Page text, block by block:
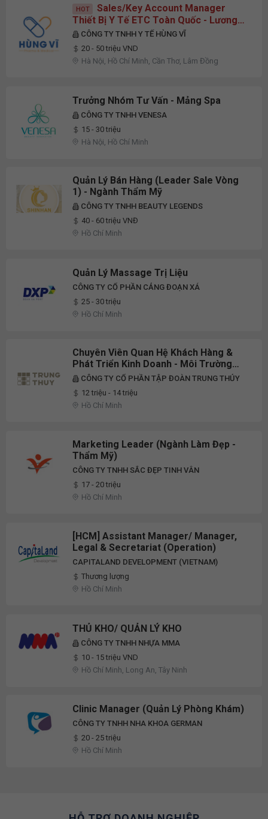
HOT
Sales/Key Account Manager
Thiết Bị Y Tế ETC Toàn Quốc - Lương
Upto 50 Triệu
CÔNG TY TNHH Y TẾ HÙNG VĨ
20 - 50 triệu VND
Hà Nội, Hồ Chí Minh, Cần Thơ, Lâm Đồng
Trưởng Nhóm Tư Vấn - Mảng Spa
CÔNG TY TNHH VENESA
15 - 30 triệu
Hà Nội, Hồ Chí Minh
Quản Lý Bán Hàng (Leader Sale Vòng
1) - Ngành Thẩm Mỹ
CÔNG TY TNHH BEAUTY LEGENDS
40 - 60 triệu VNĐ
Hồ Chí Minh
Quản Lý Massage Trị Liệu
CÔNG TY CỔ PHẦN CẢNG ĐOẠN XÁ
25 - 30 triệu
Hồ Chí Minh
Chuyên Viên Quan Hệ Khách Hàng &
Phát Triển Kinh Doanh - Môi Trường
SpaCÔNG TY CỔ PHẦN TẬP ĐOÀN TRUNG THỦY
12 triệu - 14 triệu
Hồ Chí Minh
Marketing Leader (Ngành Làm Đẹp -
Thẩm Mỹ)
CÔNG TY TNHH SẮC ĐẸP TINH VÂN
17 - 20 triệu
Hồ Chí Minh
[HCM] Assistant Manager/ Manager,
Legal & Secretariat (Operation)
CAPITALAND DEVELOPMENT (VIETNAM)
Thương lượng
Hồ Chí Minh
THỦ KHO/ QUẢN LÝ KHO
CÔNG TY TNHH NHỰA MMA
10 - 15 triệu VND
Hồ Chí Minh, Long An, Tây Ninh
Clinic Manager (Quản Lý Phòng Khám)
CÔNG TY TNHH NHA KHOA GERMAN
20 - 25 triệu
Hồ Chí Minh